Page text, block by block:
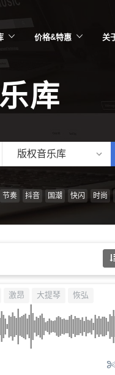
价格&特惠 关
库
版权音乐库
节奏 抖音 国潮 快闪 时尚
激昂 大提琴 恢弘